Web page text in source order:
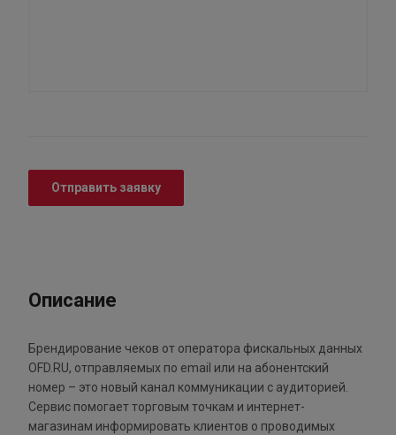
Отправить заявку
Описание
Брендирование чеков от оператора фискальных данных
OFD.RU, отправляемых по email или на абонентский
номер – это новый канал коммуникации с аудиторией.
Сервис помогает торговым точкам и интернет-
магазинам информировать клиентов о проводимых